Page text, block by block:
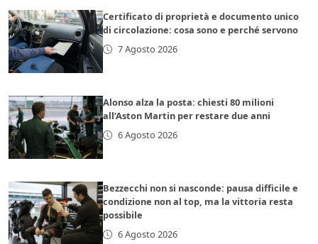
Certificato di proprietà e documento unico
di circolazione: cosa sono e perché servono
7 Agosto 2026
Alonso alza la posta: chiesti 80 milioni
all’Aston Martin per restare due anni
6 Agosto 2026
Bezzecchi non si nasconde: pausa difficile e
condizione non al top, ma la vittoria resta
possibile
6 Agosto 2026